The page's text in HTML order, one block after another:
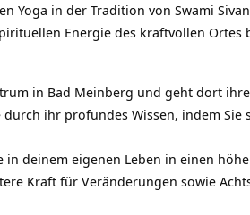
Yoga in der Tradition von Swami
Energie des kraftvollen Ortes
in Bad Meinberg und geht dort
ihr profundes Wissen, indem Sie
deinem eigenen Leben in einen
Kraft für Veränderungen sowie